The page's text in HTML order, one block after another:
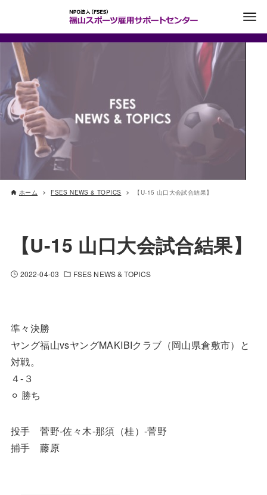
ホーム FSES NEWS & TOPICS 【U-15 山口大会試合結果】
【U-15 山口大会試合結果】
2022-04-03 FSES NEWS & TOPICS
準々決勝
ヤング福山vsヤングMAKIBIクラブ（岡山県倉敷市）と
対戦。
４-３
⚪︎ 勝ち
投手 菅野-佐々木-那須（桂）-菅野
捕手 藤原